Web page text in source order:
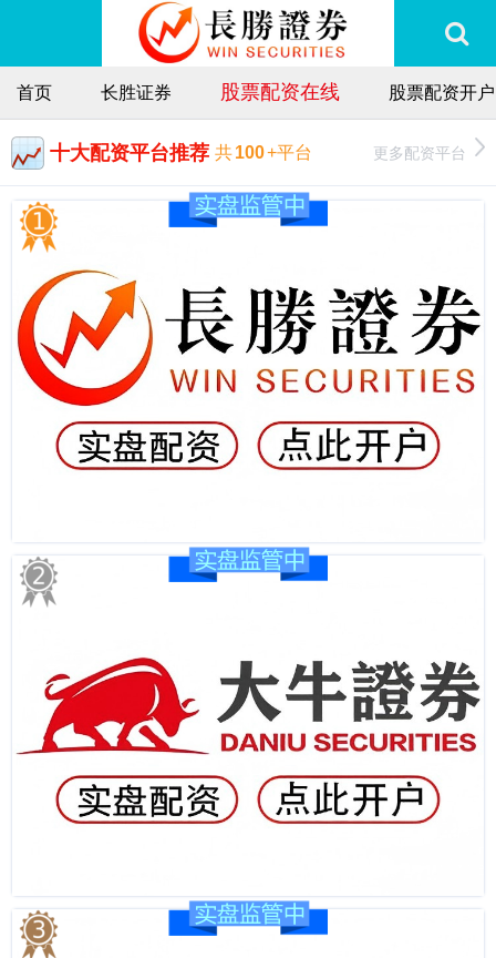
首页 长胜证券 股票配资在线 股票配资开户
十大配资平台推荐 共100+平台 更多配资平台